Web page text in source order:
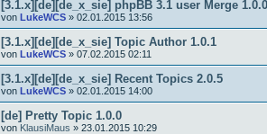
[3.1.x][de][de_x_sie] phpBB 3.1 user Merge 1.0.0
von LukeWCS » 02.01.2015 13:56
[3.1.x][de][de_x_sie] Topic Author 1.0.1
von LukeWCS » 07.02.2015 02:11
[3.1.x][de][de_x_sie] Recent Topics 2.0.5
von LukeWCS » 02.01.2015 14:00
[de] Pretty Topic 1.0.0
von KlausiMaus » 23.01.2015 10:29